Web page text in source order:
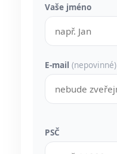
Vaše jméno
E-mail (nepovinné)
PSČ